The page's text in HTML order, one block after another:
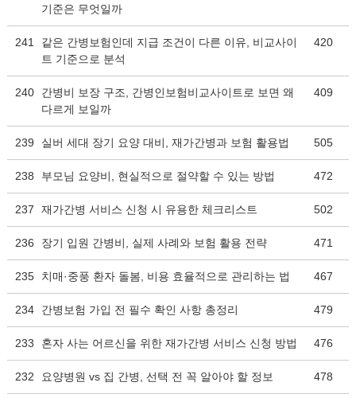
기준은 무엇일까
241
같은 간병보험인데 지급 조건이 다른 이유, 비교사이
트 기준으로 분석
420
240
간병비 보장 구조, 간병인보험비교사이트로 보면 왜
다르게 보일까
409
239 실버 세대 장기 요양 대비, 재가간병과 보험 활용법 505
238 부모님 요양비, 현실적으로 절약할 수 있는 방법 472
237 재가간병 서비스 신청 시 유용한 체크리스트 502
236 장기 입원 간병비, 실제 사례와 보험 활용 전략 471
235 치매·중풍 환자 돌봄, 비용 효율적으로 관리하는 법 467
234 간병보험 가입 전 필수 확인 사항 총정리 479
233 혼자 사는 어르신을 위한 재가간병 서비스 신청 방법 476
232 요양병원 vs 집 간병, 선택 전 꼭 알아야 할 정보 478